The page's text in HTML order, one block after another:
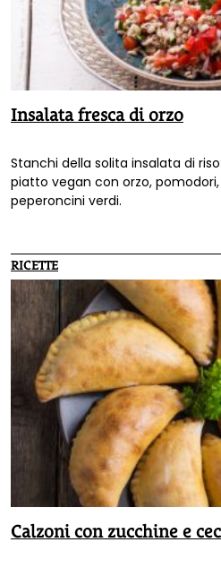
Insalata fresca di orzo
Stanchi della solita insalata di
piatto vegan con orzo,
peperoncini verdi.
RICETTE
Calzoni con zucchine e